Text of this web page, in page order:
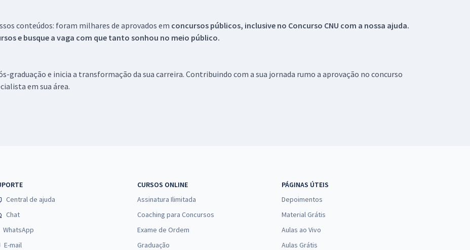
conteúdos: foram milhares de aprovados em concursos públicos, inclusive no Concurso CNU com a nossa ajuda.
e busque a vaga com que tanto sonhou no meio público.
graduação e inicia a transformação da sua carreira. Contribuindo com a sua jornada rumo a aprovação no concurso
em sua área.
Central de ajuda
Chat
WhatsApp
E-mail
CURSOS ONLINE
Assinatura Ilimitada
Coaching para Concursos
Exame de Ordem
Graduação
PÁGINAS ÚTEIS
Depoimentos
Material Grátis
Aulas ao Vivo
Aulas Grátis